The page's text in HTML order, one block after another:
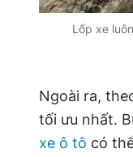
Lốp xe
Ngoài ra,
tối ưu nhất.
xe ô tô có